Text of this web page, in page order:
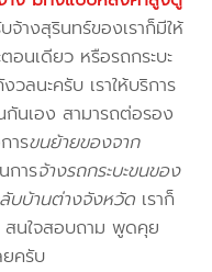
จ้างสุรินทร์ของเราก็มีให้
อนเดียว หรือรถกระบะ
ลนะครับ เราให้บริการ
นเอง สามารถต่อรอง
ารขนย้ายของจาก
การจ้างรถกระบะขนของ
บบ้านต่างจังหวัด เราก็
สนใจสอบถาม พูดคุย
ครับ